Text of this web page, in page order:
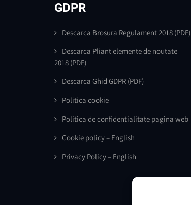
GDPR
Descarca Brosura Regulament 2018 (PDF)
Descarca Pliant elemente de noutate
2018 (PDF)
Descarca Ghid GDPR (PDF)
Politica cookie
Politica de confidentialitate pagina web
Cookie policy – English
Privacy Policy – English